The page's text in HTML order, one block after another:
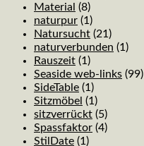
Material (8)
naturpur (1)
Natursucht (21)
naturverbunden (1)
Rauszeit (1)
Seaside web-links (99)
SideTable (1)
Sitzmöbel (1)
sitzverrückt (5)
Spassfaktor (4)
StilDate (1)